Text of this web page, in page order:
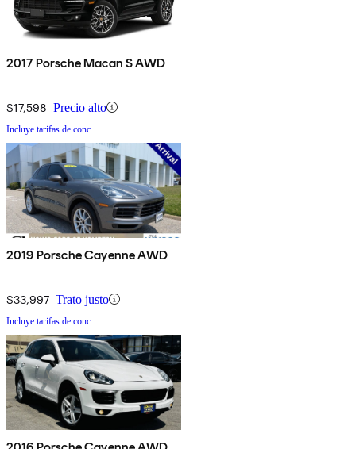
2017 Porsche Macan S AWD
$17,598 Precio alto
Incluye tarifas de conc.
2019 Porsche Cayenne AWD
$33,997 Trato justo
Incluye tarifas de conc.